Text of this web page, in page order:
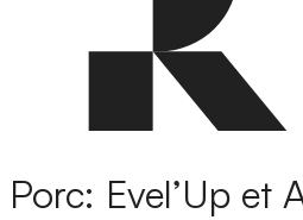
Porc: Evel’Up et